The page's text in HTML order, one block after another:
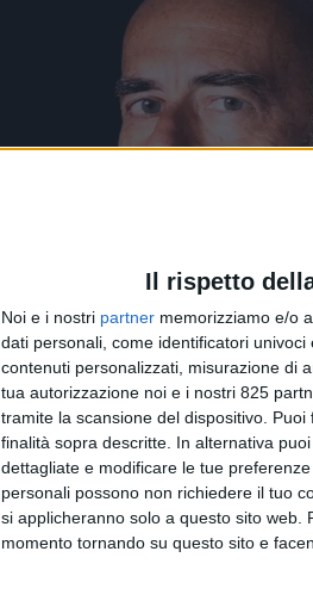
Il rispetto
Noi e i nostri partner memorizziamo e/o
dati personali, come identificatori
contenuti personalizzati, misurazione di
tua autorizzazione noi e i nostri 825
tramite la scansione del dispositivo.
finalità sopra descritte. In alternativa
dettagliate e modificare le tue
personali possono non richiedere il tuo
si applicheranno solo a questo sito web.
momento tornando su questo sito e